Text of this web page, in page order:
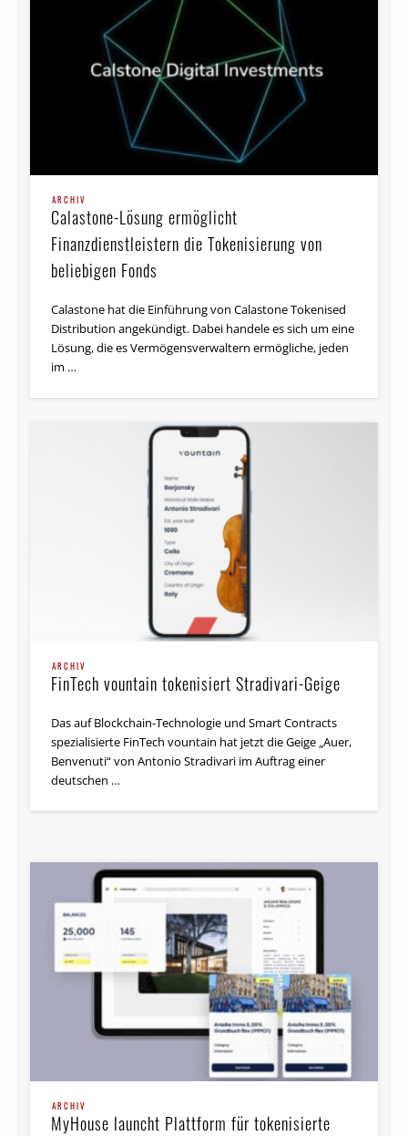
ARCHIV
Calastone-Lösung ermöglicht
Finanzdienstleistern die Tokenisierung von
beliebigen Fonds
Calastone hat die Einführung von Calastone Tokenised
Distribution angekündigt. Dabei handele es sich um eine
Lösung, die es Vermögensverwaltern ermögliche, jeden
im …
ARCHIV
FinTech vountain tokenisiert Stradivari-Geige
Das auf Blockchain-Technologie und Smart Contracts
spezialisierte FinTech vountain hat jetzt die Geige „Auer,
Benvenuti“ von Antonio Stradivari im Auftrag einer
deutschen …
ARCHIV
MyHouse launcht Plattform für tokenisierte